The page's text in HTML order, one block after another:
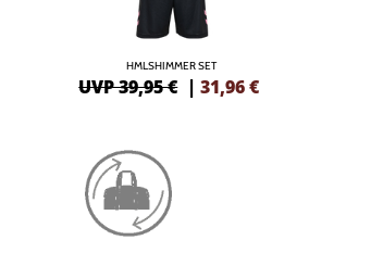
HMLSHIMMER SET
UVP 39,95 € |31,96€